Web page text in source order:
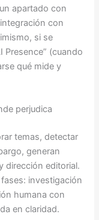
apartado con
con
si se
Presence” (cuando
qué mide y
perjudica
temas, detectar
generan
dirección editorial.
investigación
humana con
en claridad.